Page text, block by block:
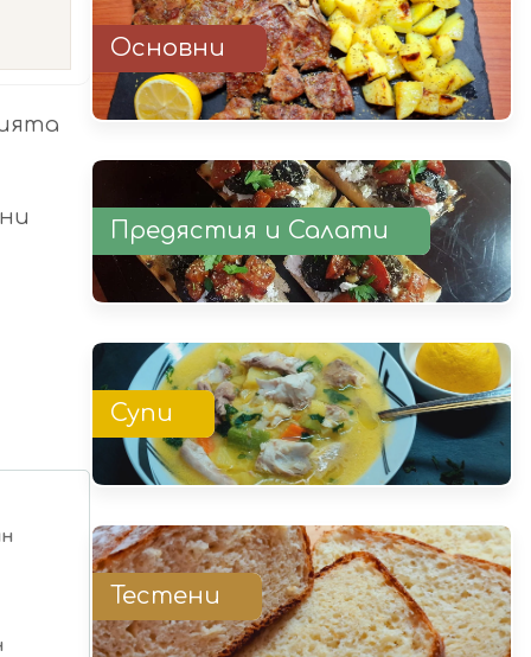
Основни
Предястия и Салати
Супи
Тестени